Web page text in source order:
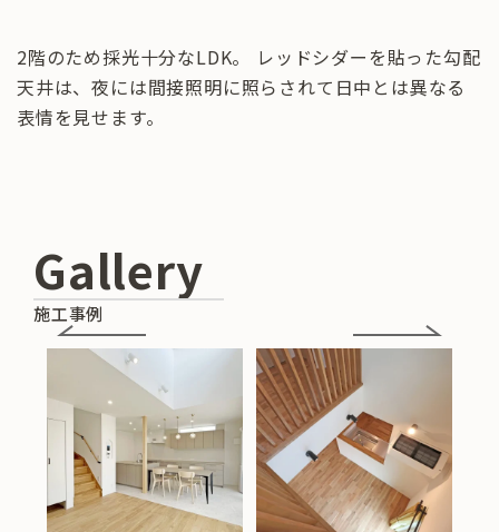
2階のため採光十分なLDK。 レッドシダーを貼った勾配
天井は、夜には間接照明に照らされて日中とは異なる
表情を見せます。
Gallery
施工事例